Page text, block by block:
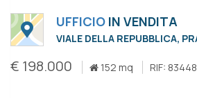
UFFICIO IN VENDITA
VIALE DELLA REPUBBLICA,
€ 198.000 152 mq RIF: 83448